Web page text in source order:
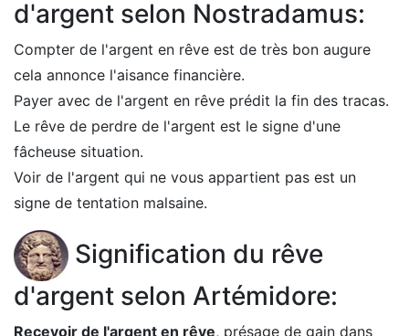
d'argent selon Nostradamus:
Compter de l'argent en rêve est de très bon augure
cela annonce l'aisance financière.
Payer avec de l'argent en rêve prédit la fin des tracas.
Le rêve de perdre de l'argent est le signe d'une
fâcheuse situation.
Voir de l'argent qui ne vous appartient pas est un
signe de tentation malsaine.
Signification du rêve
d'argent selon Artémidore:
Recevoir de l'argent en rêve, présage de gain dans